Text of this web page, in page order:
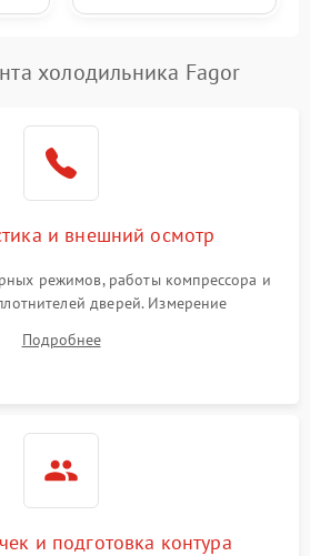
холодильника Fagor
и внешний осмотр
режимов, работы компрессора и
дверей. Измерение
мотора, проверка термостата и
ошибок с электронного дисплея.
Подробнее
и подготовка контура